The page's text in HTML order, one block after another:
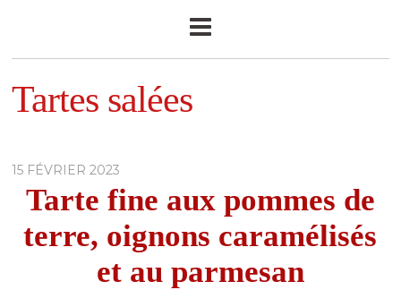
Tartes salées
15 FÉVRIER 2023
Tarte fine aux pommes de
terre, oignons caramélisés
et au parmesan